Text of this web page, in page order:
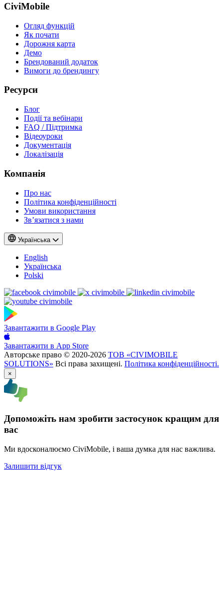
CiviMobile
Огляд функцій
Як почати
Дорожня карта
Демо
Брендований додаток
Вимоги до брендингу
Ресурси
Блог
Події та вебінари
FAQ / Підтримка
Відеоуроки
Документація
Локалізація
Компанія
Про нас
Політика конфіденційності
Умови використання
Зв’язатися з нами
Українська
English
Українська
Polski
Завантажити в Google Play
Завантажити в App Store
Авторське право © 2020-2026 ТОВ «CIVIMOBILE
SOLUTIONS» Всі права захищені. Політика конфіденційності.
×
Допоможіть нам зробити застосунок кращим для
вас
Ми вдосконалюємо CiviMobile, і ваша думка для нас важлива.
Залишити відгук